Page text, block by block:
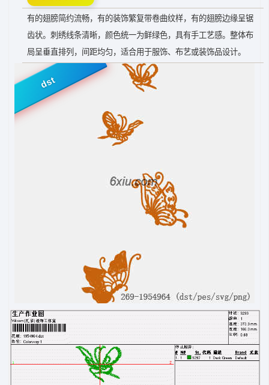
有的翅膀简约流畅，有的装饰繁复带卷曲纹样，有的翅膀边缘呈锯
齿状。刺绣线条清晰，颜色统一为鲜绿色，具有手工艺感。整体布
局呈垂直排列，间距均匀，适合用于服饰、布艺或装饰品设计。
dst